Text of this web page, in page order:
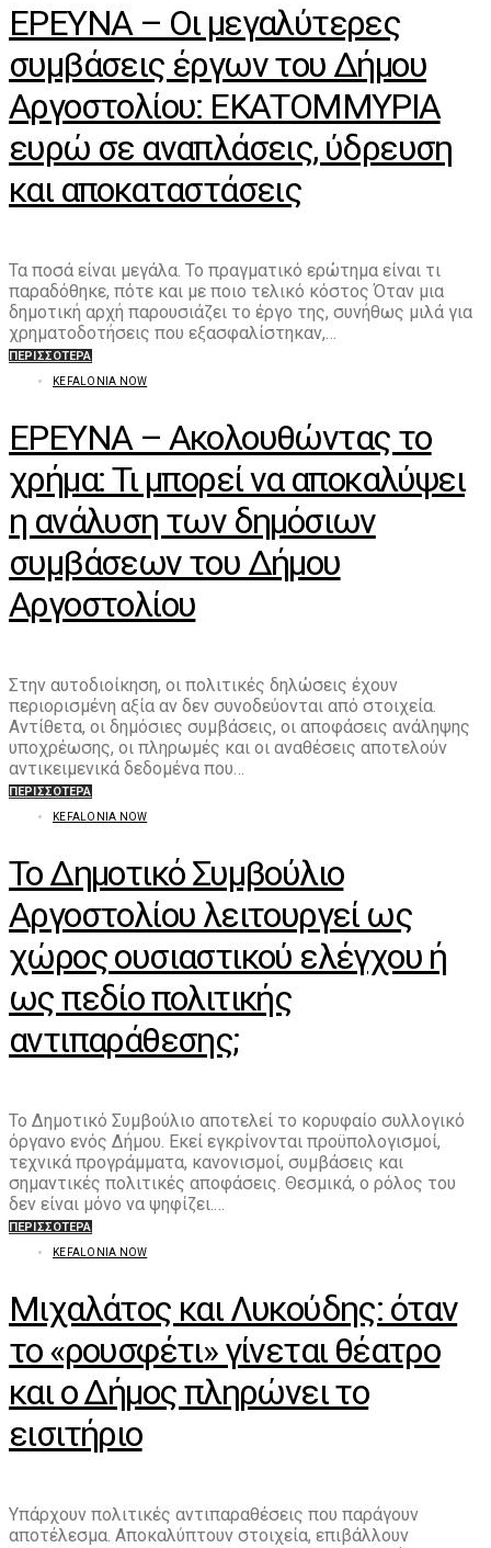
ΕΡΕΥΝΑ – Οι μεγαλύτερες
συμβάσεις έργων του Δήμου
Αργοστολίου: ΕΚΑΤΟΜΜΥΡΙΑ
ευρώ σε αναπλάσεις, ύδρευση
και αποκαταστάσεις
Τα ποσά είναι μεγάλα. Το πραγματικό ερώτημα είναι τι
παραδόθηκε, πότε και με ποιο τελικό κόστος Όταν μια
δημοτική αρχή παρουσιάζει το έργο της, συνήθως μιλά για
χρηματοδοτήσεις που εξασφαλίστηκαν,…
ΠΕΡΙΣΣΌΤΕΡΑ
KEFALONIA NOW
ΕΡΕΥΝΑ – Ακολουθώντας το
χρήμα: Τι μπορεί να αποκαλύψει
η ανάλυση των δημόσιων
συμβάσεων του Δήμου
Αργοστολίου
Στην αυτοδιοίκηση, οι πολιτικές δηλώσεις έχουν
περιορισμένη αξία αν δεν συνοδεύονται από στοιχεία.
Αντίθετα, οι δημόσιες συμβάσεις, οι αποφάσεις ανάληψης
υποχρέωσης, οι πληρωμές και οι αναθέσεις αποτελούν
αντικειμενικά δεδομένα που…
ΠΕΡΙΣΣΌΤΕΡΑ
KEFALONIA NOW
Το Δημοτικό Συμβούλιο
Αργοστολίου λειτουργεί ως
χώρος ουσιαστικού ελέγχου ή
ως πεδίο πολιτικής
αντιπαράθεσης;
Το Δημοτικό Συμβούλιο αποτελεί το κορυφαίο συλλογικό
όργανο ενός Δήμου. Εκεί εγκρίνονται προϋπολογισμοί,
τεχνικά προγράμματα, κανονισμοί, συμβάσεις και
σημαντικές πολιτικές αποφάσεις. Θεσμικά, ο ρόλος του
δεν είναι μόνο να ψηφίζει.…
ΠΕΡΙΣΣΌΤΕΡΑ
KEFALONIA NOW
Μιχαλάτος και Λυκούδης: όταν
το «ρουσφέτι» γίνεται θέατρο
και ο Δήμος πληρώνει το
εισιτήριο
Υπάρχουν πολιτικές αντιπαραθέσεις που παράγουν
αποτέλεσμα. Αποκαλύπτουν στοιχεία, επιβάλλουν